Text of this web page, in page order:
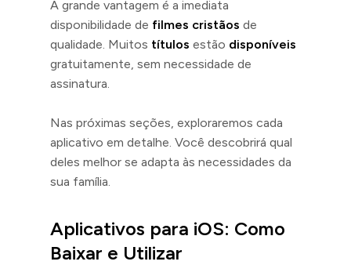
A grande vantagem é a imediata
disponibilidade de filmes cristãos de
qualidade. Muitos títulos estão disponíveis
gratuitamente, sem necessidade de
assinatura.
Nas próximas seções, exploraremos cada
aplicativo em detalhe. Você descobrirá qual
deles melhor se adapta às necessidades da
sua família.
Aplicativos para iOS: Como
Baixar e Utilizar